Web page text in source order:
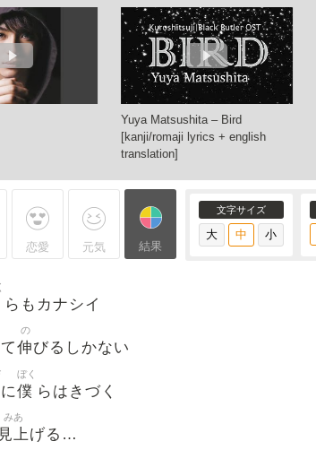
Yuya Matsushita – Bird
[kanji/romaji lyrics + english
translation]
恋愛 元気 結果
文字サイズ
らもカナシイ
伸
の
びるしかない
に僕
ぼく
らはきづく
見上
みあ
げる…